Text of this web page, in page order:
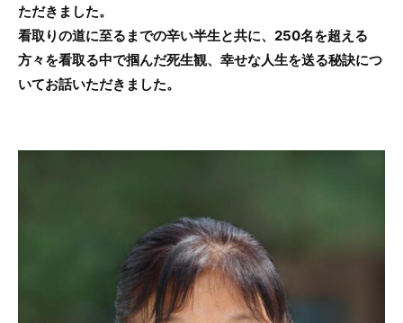
ただきました。
看取りの道に至るまでの辛い半生と共に、250名を超える
方々を看取る中で掴んだ死生観、幸せな人生を送る秘訣につ
いてお話いただきました。